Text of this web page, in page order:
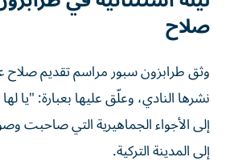
صلاح
وثق طرابزون سبور مراسم تقديم
نشرها النادي، وعلّق عليها بعبارة: "يا
إلى الأجواء الجماهيرية التي
إلى المدينة التركية.